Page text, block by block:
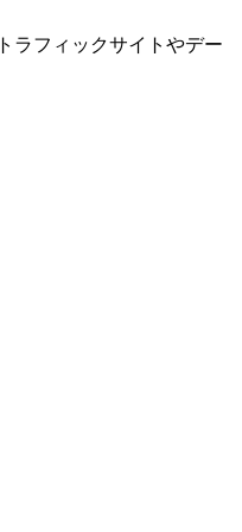
ラフィックサイトやデー